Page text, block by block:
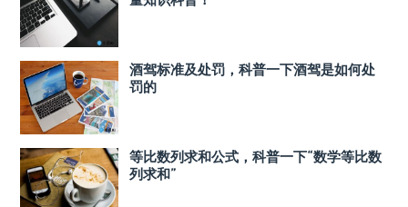
酒驾标准及处罚，科普一下酒驾是如何处
罚的
等比数列求和公式，科普一下“数学等比数
列求和”